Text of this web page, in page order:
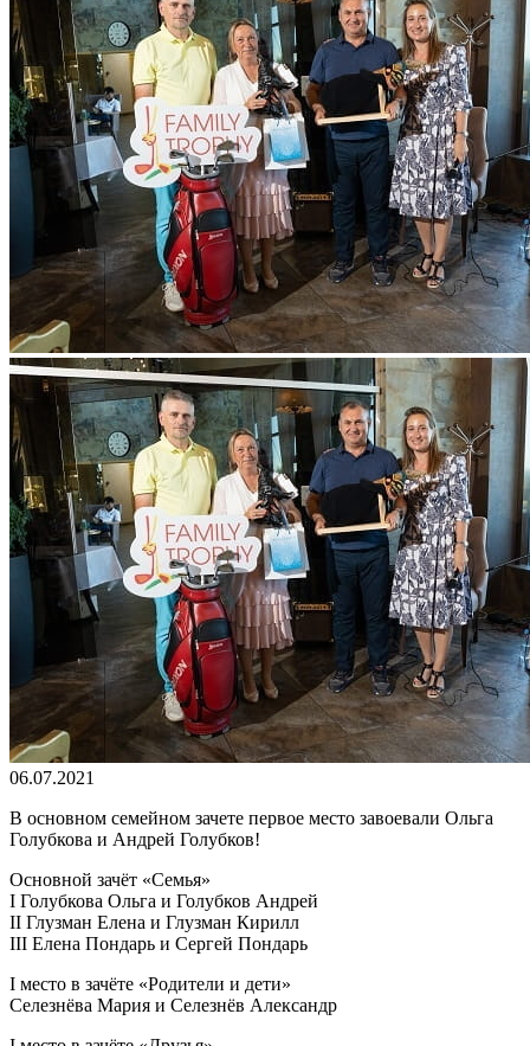
06.07.2021
В основном семейном зачете первое место завоевали Ольга
Голубкова и Андрей Голубков!
Основной зачёт «Семья»
I Голубкова Ольга и Голубков Андрей
II Глузман Елена и Глузман Кирилл
III Елена Пондарь и Сергей Пондарь
I место в зачёте «Родители и дети»
Селезнёва Мария и Селезнёв Александр